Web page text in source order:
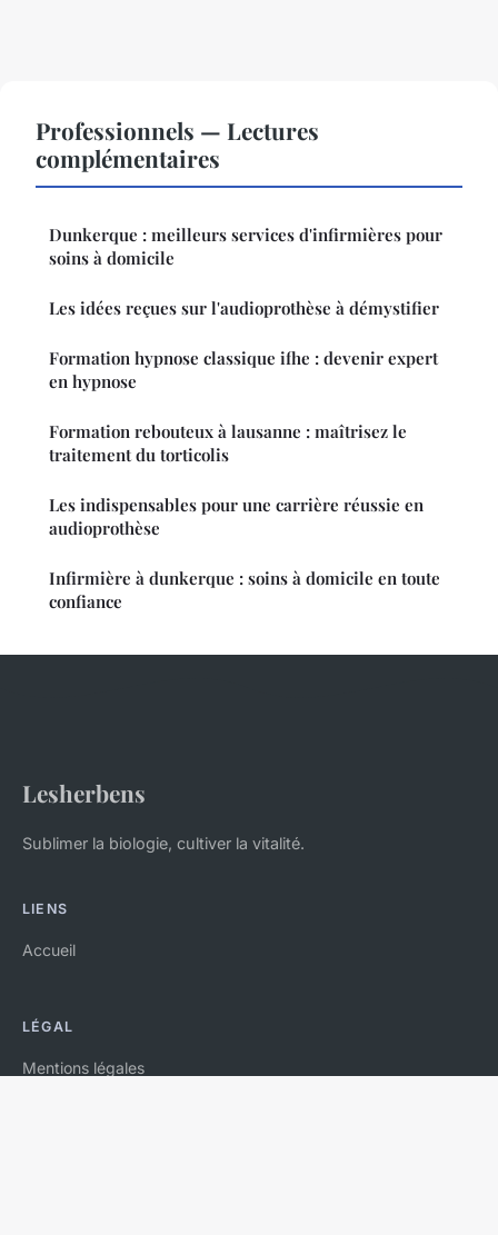
Professionnels — Lectures
complémentaires
Dunkerque : meilleurs services d'infirmières pour
soins à domicile
Les idées reçues sur l'audioprothèse à démystifier
Formation hypnose classique ifhe : devenir expert
en hypnose
Formation rebouteux à lausanne : maîtrisez le
traitement du torticolis
Les indispensables pour une carrière réussie en
audioprothèse
Infirmière à dunkerque : soins à domicile en toute
confiance
Lesherbens
Sublimer la biologie, cultiver la vitalité.
LIENS
Accueil
LÉGAL
Mentions légales